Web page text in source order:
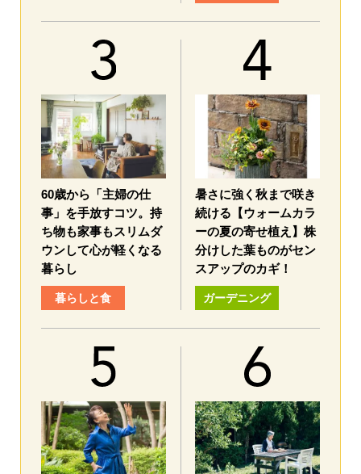
60歳から「主婦の仕
事」を手放すコツ。持
ち物も家事もスリムダ
ウンして心が軽くなる
暮らし
暮らしと食
暑さに強く秋まで咲き
続ける【ウォームカラ
ーの夏の寄せ植え】株
分けした葉ものがセン
スアップのカギ！
ガーデニング